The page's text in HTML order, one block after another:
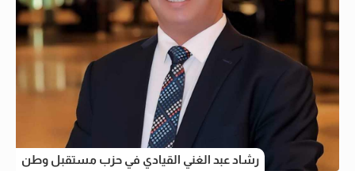
رشاد عبد الغني القيادي في حزب مستقبل وطن